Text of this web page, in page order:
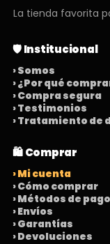
La tienda favorita
🛡️ Institucional
› Somos
› ¿Por qué
› Compra segura
› Testimonios
› Tratamiento de
🛍️ Comprar
› Mi cuenta
› Cómo comprar
› Métodos de pago
› Envíos
› Garantías
› Devoluciones